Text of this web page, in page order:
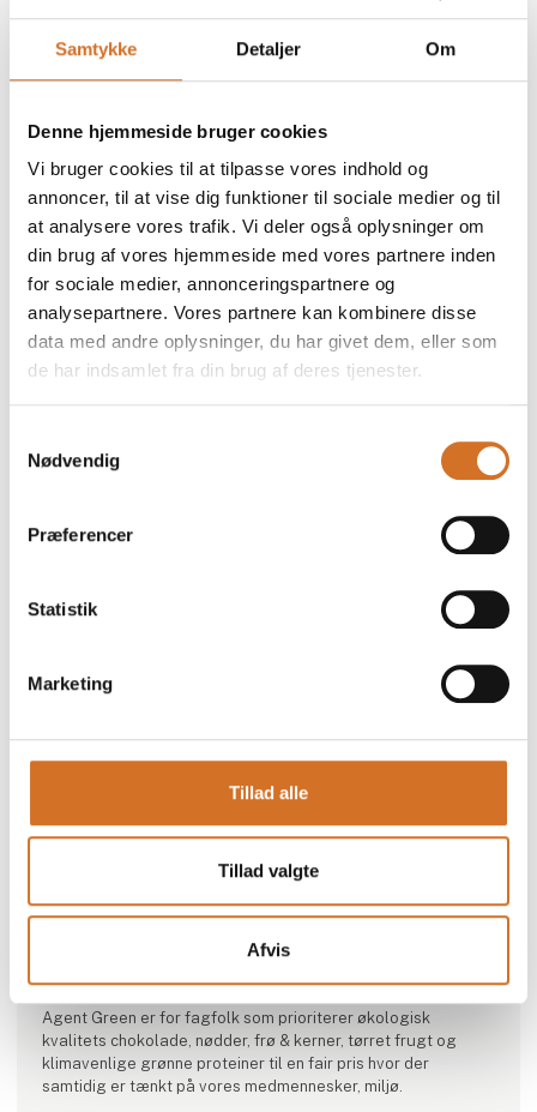
Samtykke Detaljer Om
Denne hjemmeside bruger cookies
Vi bruger cookies til at tilpasse vores indhold og
annoncer, til at vise dig funktioner til sociale medier og til
at analysere vores trafik. Vi deler også oplysninger om
din brug af vores hjemmeside med vores partnere inden
for sociale medier, annonceringspartnere og
analysepartnere. Vores partnere kan kombinere disse
data med andre oplysninger, du har givet dem, eller som
de har indsamlet fra din brug af deres tjenester.
Nødvendig
Præferencer
Statistik
Marketing
Tillad alle
Tillad valgte
Afvis
Kvalitet - Logistik - Økonomi
På messen
Solaris Botanicals - Pyramide te
Æstetisk indpakket
Foodexpo
Dette produkt kan opleves på udstillerens stand på messen
Agent Green er for fagfolk som prioriterer økologisk
kvalitets chokolade, nødder, frø & kerner, tørret frugt og
klimavenlige grønne proteiner til en fair pris hvor der
samtidig er tænkt på vores medmennesker, miljø.